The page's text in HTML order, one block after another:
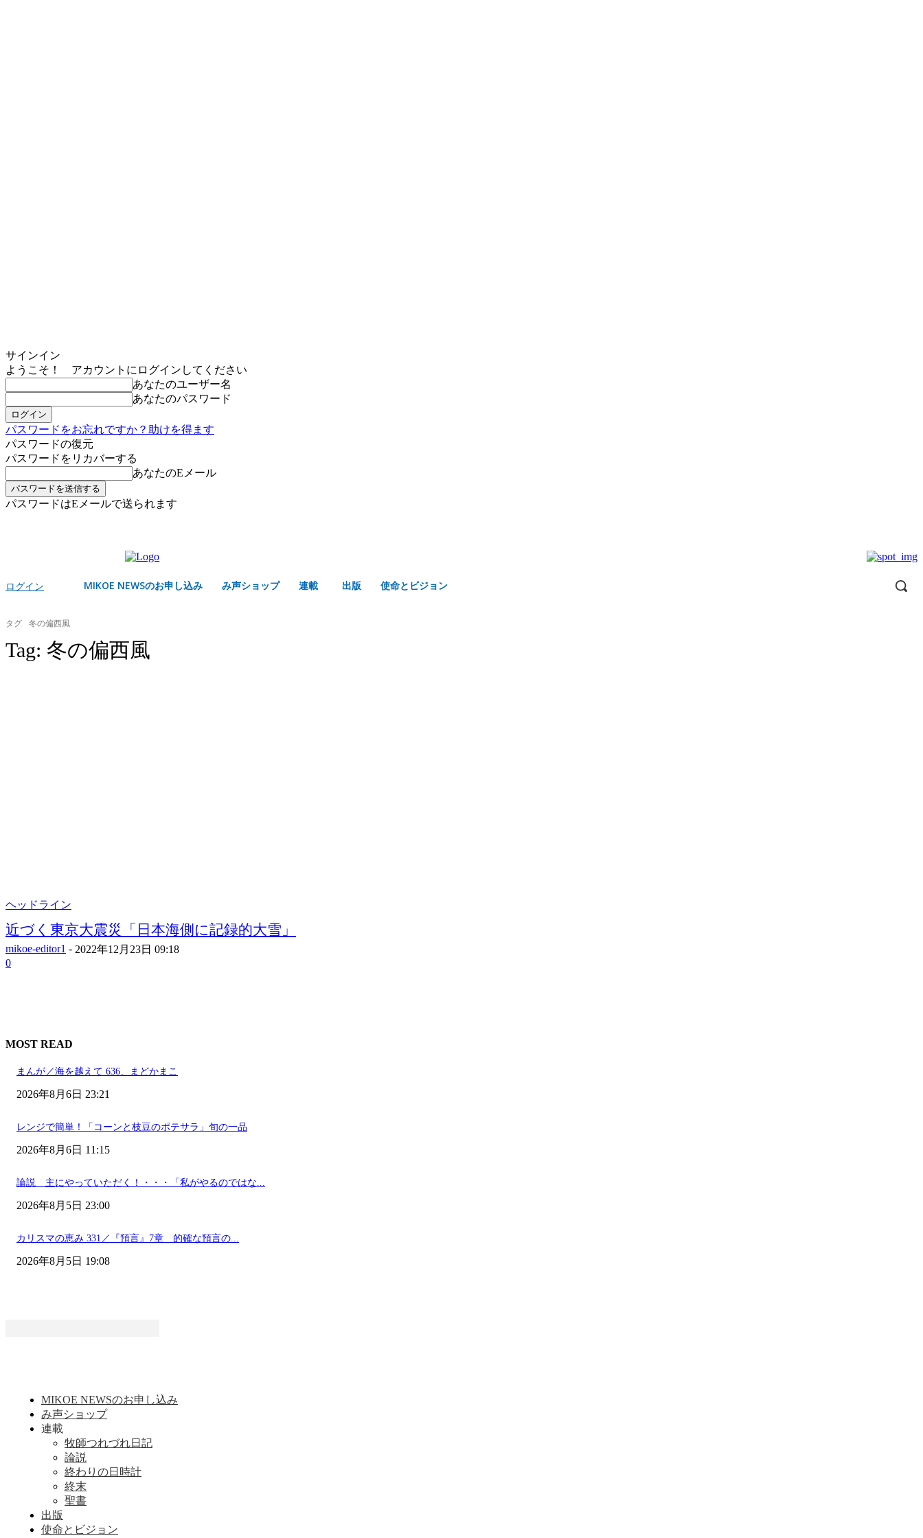
サインイン
ようこそ！ アカウントにログインしてください
あなたのユーザー名
あなたのパスワード
パスワードをお忘れですか？助けを得ます
パスワードの復元
パスワードをリカバーする
あなたのEメール
パスワードはEメールで送られます
ログイン MIKOE NEWSのお申し込み み声ショップ 連載 出版 使命とビジョン
タグ 冬の偏西風
Tag: 冬の偏西風
ヘッドライン
近づく東京大震災「日本海側に記録的大雪」
mikoe-editor1 - 2022年12月23日 09:18
0
MOST READ
まんが／海を越えて 636、まどかまこ
2026年8月6日 23:21
レンジで簡単！「コーンと枝豆のポテサラ」旬の一品
2026年8月6日 11:15
論説 主にやっていただく！・・・「私がやるのではな...
2026年8月5日 23:00
カリスマの恵み 331／『預言』7章 的確な預言の...
2026年8月5日 19:08
MIKOE NEWSのお申し込み
み声ショップ
連載
牧師つれづれ日記
論説
終わりの日時計
終末
聖書
出版
使命とビジョン